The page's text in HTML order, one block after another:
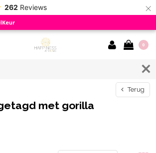
262 Reviews ×
0
Terug
met gorilla